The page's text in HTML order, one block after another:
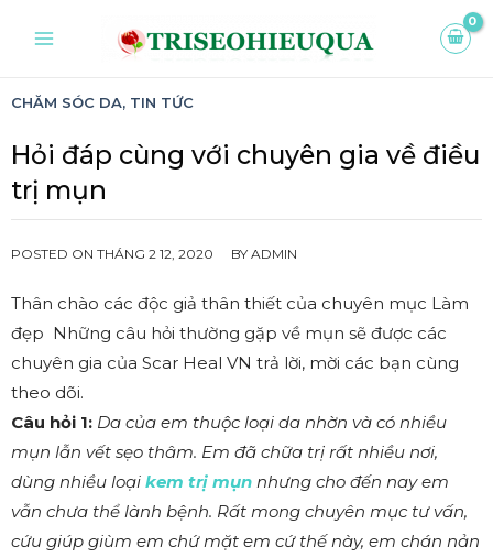
CHĂM SÓC DA, TIN TỨC
Hỏi đáp cùng với chuyên gia về điều
trị mụn
POSTED ON THÁNG 2 12, 2020 BY ADMIN
Thân chào các độc giả thân thiết của chuyên mục Làm
đẹp Những câu hỏi thường gặp về mụn sẽ được các
chuyên gia của Scar Heal VN trả lời, mời các bạn cùng
theo dõi.
Câu hỏi 1: Da của em thuộc loại da nhờn và có nhiều
mụn lẫn vết sẹo thâm. Em đã chữa trị rất nhiều nơi,
dùng nhiều loại kem trị mụn nhưng cho đến nay em
vẫn chưa thể lành bệnh. Rất mong chuyên mục tư vấn,
cứu giúp giùm em chứ mặt em cứ thế này, em chán nản